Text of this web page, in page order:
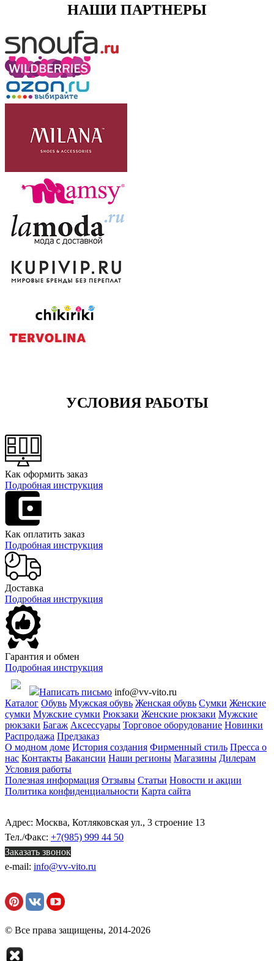
НАШИ ПАРТНЕРЫ
УСЛОВИЯ РАБОТЫ
Как оформить заказ
Подробная инструкция
Как оплатить заказ
Подробная инструкция
Доставка
Подробная инструкция
Гарантия и обмен
Подробная инструкция
Написать письмо info@vv-vito.ru
Каталог Обувь Мужская обувь Женская обувь Сумки Женские
сумки Мужские сумки Рюкзаки Женские рюкзаки Мужские
рюкзаки Багаж Аксессуары Торговое оборудование Новинки
Распродажа Предзаказ
О модном доме История создания Фирменный стиль Пресса о
нас Контакты Вакансии Наши регионы Магазины Дилерам
Условия работы
Полезная информация Отзывы Статьи Новости и акции
Политика конфиденциальности Карта сайта
Адрес: Москва, Котляковская ул., 3 строение 13
Тел./Факс: +7(985) 999 44 50
Заказать звонок
e-mail: info@vv-vito.ru
© Все права защищены, 2014-2026